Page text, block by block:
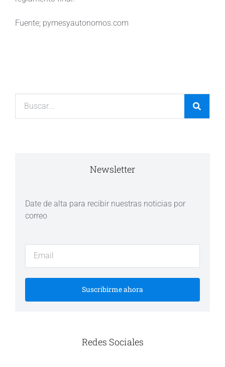
Fuente; pymesyautonomos.com
Newsletter
Date de alta para recibir nuestras noticias por
correo
Suscribirme ahora
Redes Sociales